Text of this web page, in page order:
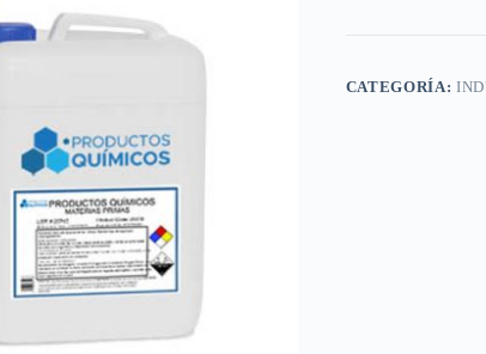
CATEGORÍA: